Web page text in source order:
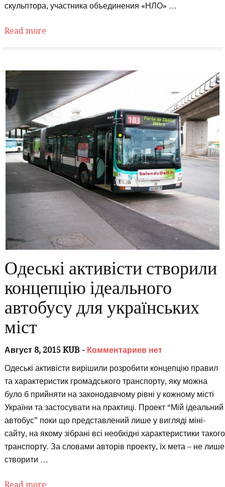
скульптора, участника объединения «НЛО» …
Read more
Одеські активісти створили
концепцію ідеального
автобусу для українських
міст
Август 8, 2015 KUB - Комментариев нет
Одеські активісти вирішили розробити концепцію правил
та характеристик громадського транспорту, яку можна
було б прийняти на законодавчому рівні у кожному місті
України та застосувати на практиці. Проект “Мій ідеальний
автобус” поки що представлений лише у вигляді міні-
сайту, на якому зібрані всі необхідні характеристики такого
транспорту. За словами авторів проекту, їх мета – не лише
створити …
Read more